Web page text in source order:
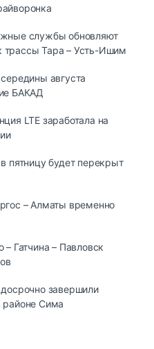
службы обновляют
трассы Тара – Усть-Ишим
августа
БАКАД
LTE заработала на
пятницу будет перекрыт
– Алматы временно
Гатчина – Павловск
завершили
районе Сима